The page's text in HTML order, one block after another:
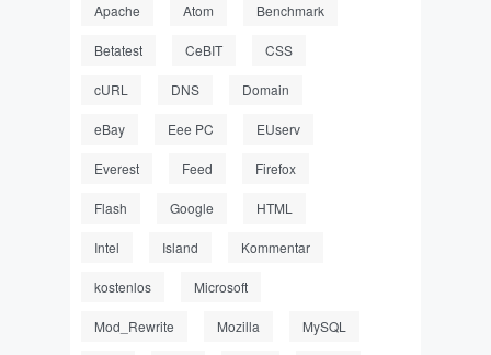
Apache Atom Benchmark
Betatest CeBIT CSS
cURL DNS Domain
eBay Eee PC EUserv
Everest Feed Firefox
Flash Google HTML
Intel Island Kommentar
kostenlos Microsoft
Mod_Rewrite Mozilla MySQL